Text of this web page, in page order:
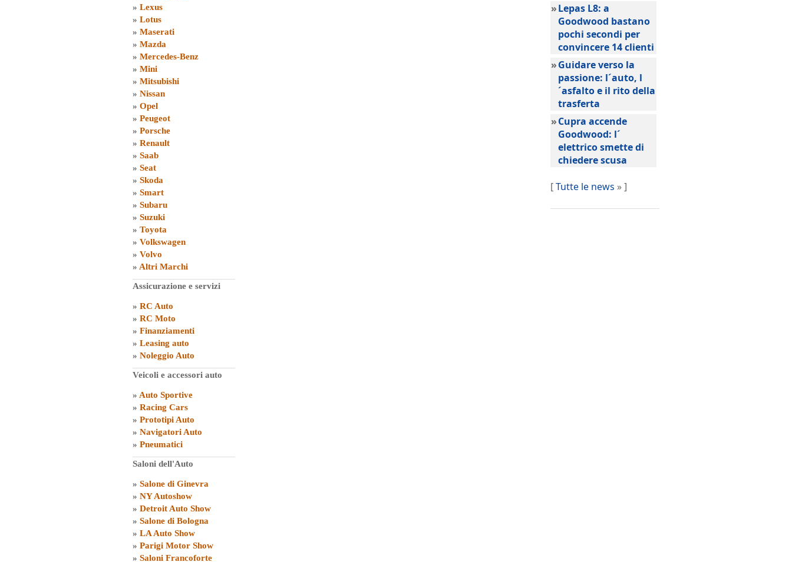
» Lexus
» Lotus
» Maserati
» Mazda
» Mercedes-Benz
» Mini
» Mitsubishi
» Nissan
» Opel
» Peugeot
» Porsche
» Renault
» Saab
» Seat
» Skoda
» Smart
» Subaru
» Suzuki
» Toyota
» Volkswagen
» Volvo
» Altri Marchi
Assicurazione e servizi
» RC Auto
» RC Moto
» Finanziamenti
» Leasing auto
» Noleggio Auto
Veicoli e accessori auto
» Auto Sportive
» Racing Cars
» Prototipi Auto
» Navigatori Auto
» Pneumatici
Saloni dell'Auto
» Salone di Ginevra
» NY Autoshow
» Detroit Auto Show
» Salone di Bologna
» LA Auto Show
» Parigi Motor Show
» Saloni Francoforte
»Lepas L8: a
Goodwood bastano
pochi secondi per
convincere 14 clienti
»Guidare verso la
passione: l´auto, l
´asfalto e il rito della
trasferta
»Cupra accende
Goodwood: l´
elettrico smette di
chiedere scusa
[Tutte le news » ]